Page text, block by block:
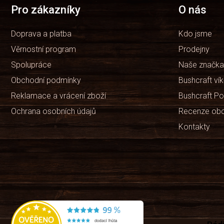
Pro zákazníky
Doprava a platba
Věrnostní program
Spolupráce
Obchodní podmínky
Reklamace a vrácení zboží
Ochrana osobních údajů
O nás
Kdo jsme
Prodejny
Naše
Bushcraft
Bushcraft
Recenze
Kontakty